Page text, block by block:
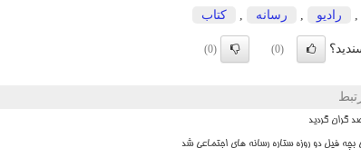
رادیو رسانه كتاب
(0)
(0)
فیل دو روزه ستاره رسانه های اجتماعی شد